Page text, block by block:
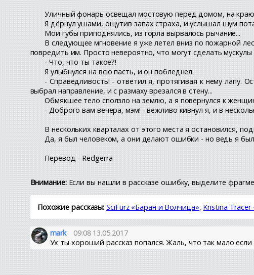
Уличный фонарь освещал мостовую перед домом, на
Я дёрнул ушами, ощутив запах страха, и услышал шум
Мои губы приподнялись, из горла вырвалось рычание...
В следующее мгновение я уже летел вниз по пожарной
повредить им. Просто невероятно, что могут сделать
- Что, что ты такое?!
Я улыбнулся на всю пасть, и он побледнел.
- Справедливость! - ответил я, протягивая к нему лапу.
выбрал направление, и с размаху врезался в стену...
Обмякшее тело сползло на землю, а я повернулся к
- Доброго вам вечера, мэм! - вежливо кивнул я, и в
В нескольких кварталах от этого места я остановился,
Да, я был человеком, а они делают ошибки - но ведь я
Перевод - Redgerra
Внимание: Если вы нашли в рассказе ошибку, выделите
Похожие рассказы: SciFurz «Баран и Волчица», Kristina Tracer
mark
09:08 13.05.2017
Ух ты хороший рассказ попался. Жаль, что так мало